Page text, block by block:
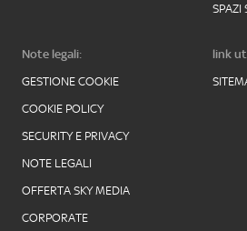
SPAZI
Note legali:
GESTIONE COOKIE
COOKIE POLICY
SECURITY E PRIVACY
NOTE LEGALI
OFFERTA SKY MEDIA
CORPORATE
link